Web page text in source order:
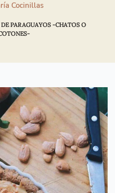
Cocinillas
PARAGUAYOS -CHATOS O